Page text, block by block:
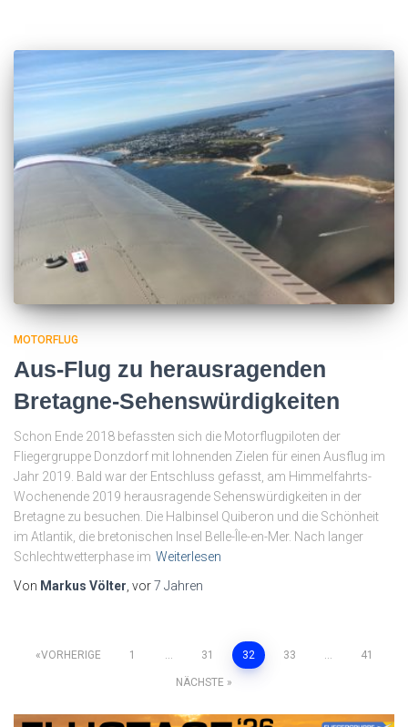
MOTORFLUG
Aus-Flug zu herausragenden
Bretagne-Sehenswürdigkeiten
Schon Ende 2018 befassten sich die Motorflugpiloten der
Fliegergruppe Donzdorf mit lohnenden Zielen für einen Ausflug im
Jahr 2019. Bald war der Entschluss gefasst, am Himmelfahrts-
Wochenende 2019 herausragende Sehenswürdigkeiten in der
Bretagne zu besuchen. Die Halbinsel Quiberon und die Schönheit
im Atlantik, die bretonischen Insel Belle-Île-en-Mer. Nach langer
Schlechtwetterphase im Weiterlesen
Von Markus Völter , vor7 Jahren
Seitennummerierung
VORHERIGE 1 31 32 33 41
NÄCHSTE